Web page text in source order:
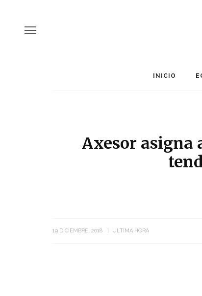
INICIO
Axesor asigna
19 DICIEMBRE, 2018 ULTIMA HORA